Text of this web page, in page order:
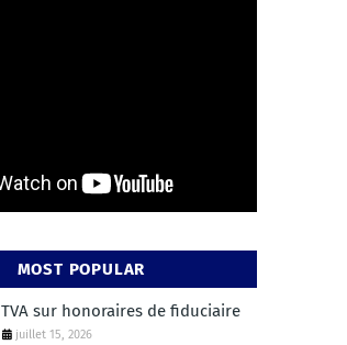
MOST POPULAR
TVA sur honoraires de fiduciaire
juillet 15, 2026